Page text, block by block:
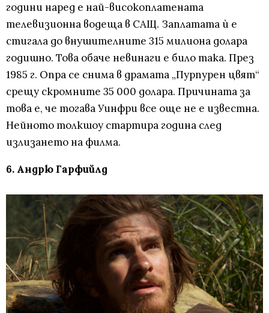
години наред е най-високоплатената
телевизионна водеща в САЩ. Заплатата ѝ е
стигала до внушителните 315 милиона долара
годишно. Това обаче невинаги е било така. През
1985 г. Опра се снима в драмата „Пурпурен цвят“
срещу скромните 35 000 долара. Причината за
това е, че тогава Уинфри все още не е известна.
Нейното толкшоу стартира година след
излизането на филма.
6. Андрю Гарфийлд